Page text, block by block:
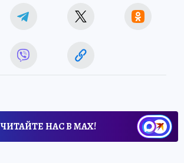
ЧИТАЙТЕ НАС В МАХ!